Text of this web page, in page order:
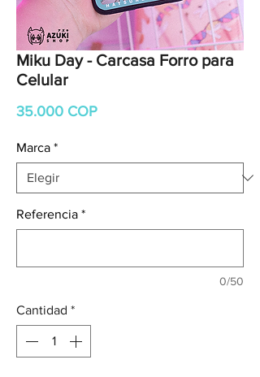
Miku Day - Carcasa Forro para
Celular
35.000 COPPrecio
Marca *
Referencia *
0/50
Cantidad *